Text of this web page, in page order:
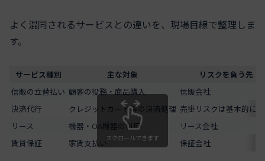
よく混同されるサービスとの違いを、現場目線で整理しま
す。
サービス種別 主な対象
リスクを負う先
信販の立替払い 顧客の役務・商品購入
信販会社
決済代行
クレジットカード等の決済処理 売掛リスクは基本的に
リース
機器・OA機器の利用
リース会社
賃貸保証
家賃支払い 保証会社
スクロールできます